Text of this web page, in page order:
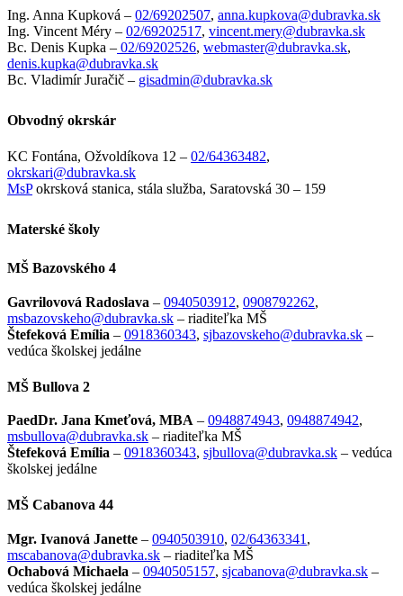
Ing. Anna Kupková – 02/69202507, anna.kupkova@dubravka.sk
Ing. Vincent Méry – 02/69202517, vincent.mery@dubravka.sk
Bc. Denis Kupka – 02/69202526, webmaster@dubravka.sk,
denis.kupka@dubravka.sk
Bc. Vladimír Juračič – gisadmin@dubravka.sk
Obvodný okrskár
KC Fontána, Ožvoldíkova 12 – 02/64363482,
okrskari@dubravka.sk
MsPokrsková stanica, stála služba, Saratovská 30 – 159
Materské školy
MŠ Bazovského 4
Gavrilovová Radoslava – 0940503912, 0908792262,
msbazovskeho@dubravka.sk – riaditeľka MŠ
Štefeková Emília – 0918360343, sjbazovskeho@dubravka.sk –
vedúca školskej jedálne
MŠ Bullova 2
PaedDr. Jana Kmeťová, MBA – 0948874943, 0948874942,
msbullova@dubravka.sk – riaditeľka MŠ
Štefeková Emília – 0918360343, sjbullova@dubravka.sk – vedúca
školskej jedálne
MŠ Cabanova 44
Mgr. Ivanová Janette – 0940503910, 02/64363341 ,
mscabanova@dubravka.sk – riaditeľka MŠ
Ochabová Michaela – 0940505157, sjcabanova@dubravka.sk –
vedúca školskej jedálne